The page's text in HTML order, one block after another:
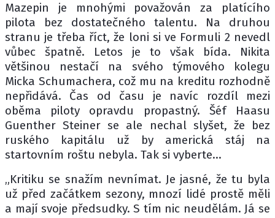
Mazepin je mnohými považován za platícího
pilota bez dostatečného talentu. Na druhou
stranu je třeba říct, že loni si ve Formuli 2 nevedl
vůbec špatně. Letos je to však bída. Nikita
většinou nestačí na svého týmového kolegu
Micka Schumachera, což mu na kreditu rozhodně
nepřidává. Čas od času je navíc rozdíl mezi
oběma piloty opravdu propastný. Šéf Haasu
Guenther Steiner se ale nechal slyšet, že bez
ruského kapitálu už by americká stáj na
startovním roštu nebyla. Tak si vyberte...
„Kritiku se snažím nevnímat. Je jasné, že tu byla
už před začátkem sezony, mnozí lidé prostě měli
a mají svoje předsudky. S tím nic neudělám. Já se